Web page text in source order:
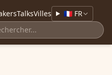
TalksVilles 🇫🇷 FR